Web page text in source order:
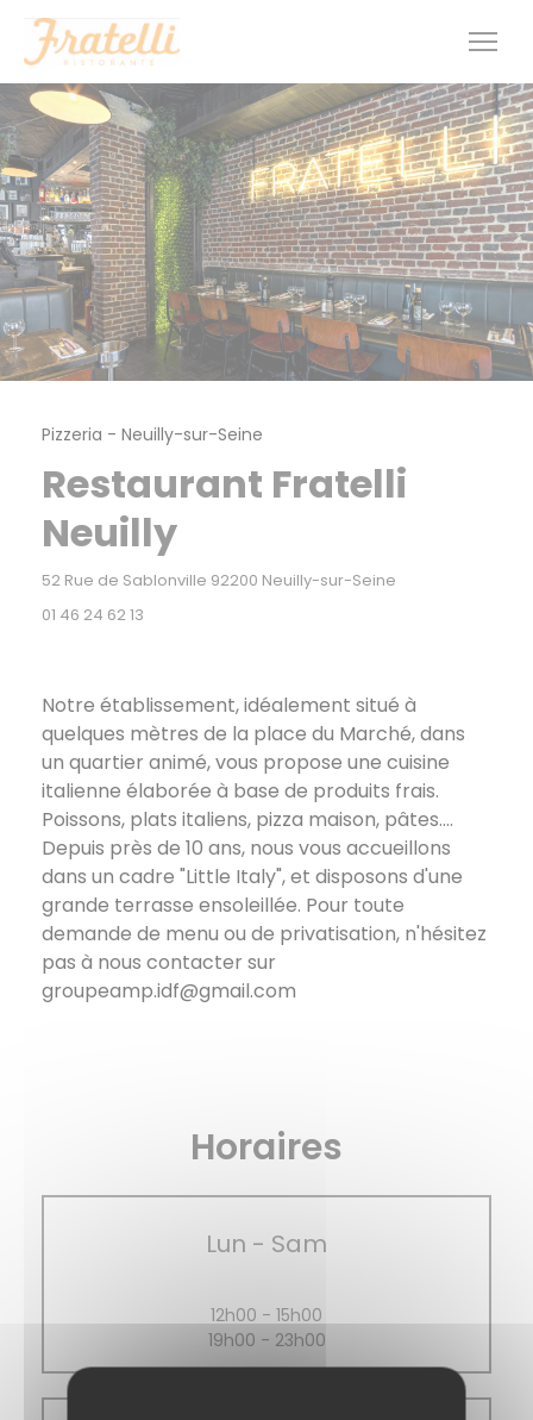
Personnalisation de vos choix en matière de cookies
Pizzeria - Neuilly-sur-Seine
Restaurant Fratelli
Neuilly
52 Rue de Sablonville 92200 Neuilly-sur-Seine
01 46 24 62 13
Notre établissement, idéalement situé à
quelques mètres de la place du Marché, dans
un quartier animé, vous propose une cuisine
italienne élaborée à base de produits frais.
Poissons, plats italiens, pizza maison, pâtes....
Depuis près de 10 ans, nous vous accueillons
dans un cadre "Little Italy", et disposons d'une
grande terrasse ensoleillée. Pour toute
demande de menu ou de privatisation, n'hésitez
pas à nous contacter sur
groupeamp.idf@gmail.com
Horaires
Lun - Sam
12h00 - 15h00
19h00 - 23h00